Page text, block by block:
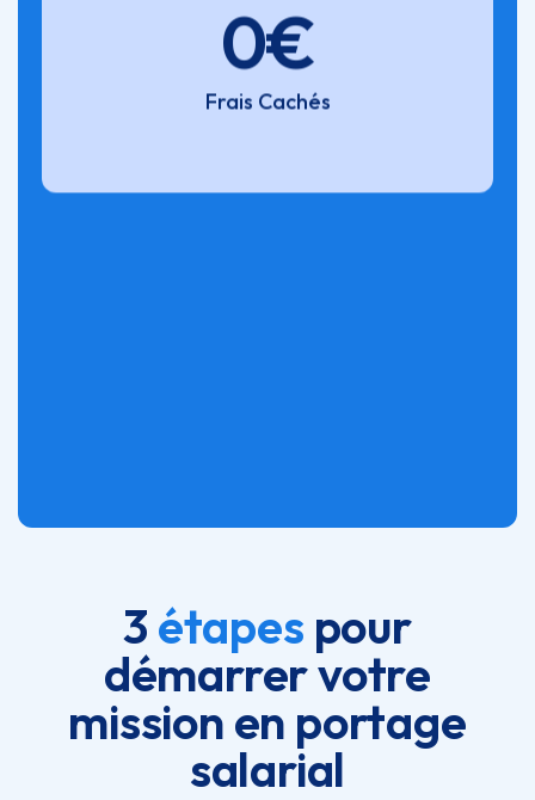
0€
Frais Cachés
3 étapes pour
démarrer votre
mission en portage
salarial